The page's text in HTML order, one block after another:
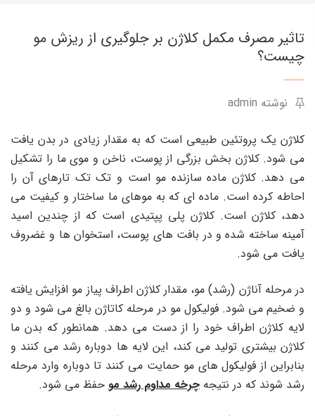
تاثیر مصرف مکمل کلاژن بر جلوگیری از ریزش مو
چیست؟
نوشته admin
کلاژن یک پروتئین طبیعی است که به مقدار زیادی در بدن یافت
می شود. کلاژن بخش بزرگی از پوست، ناخن و موی ما را تشکیل
می دهد. کلاژن ماده سازنده مو است و تک تک تارهای آن را
احاطه کرده است. ماده ای که به موهای ما ساختار و کیفیت می
دهد، کلاژن است. کلاژن پلی پپتیدی است که از چندین اسید
آمینه ساخته شده و در بافت های پوست، استخوان ها و غضروف
یافت می شود.
در مرحله آناژن (رشد) مو، مقدار کلاژن اطراف پیاز مو افزایش یافته
و ضخیم می شود. فولیکول مو در مرحله کاتاژن بالغ می شود و دو
لایه کلاژن اطراف خود را از دست می دهد. همانطور که بدن ما
کلاژن بیشتری تولید می کند، این لایه ها دوباره رشد می کنند و
بنابراین از فولیکول های مو حمایت می کنند تا دوباره وارد مرحله
رشد شوند که در نتیجه چرخه مداوم رشد مو حفظ می شود.